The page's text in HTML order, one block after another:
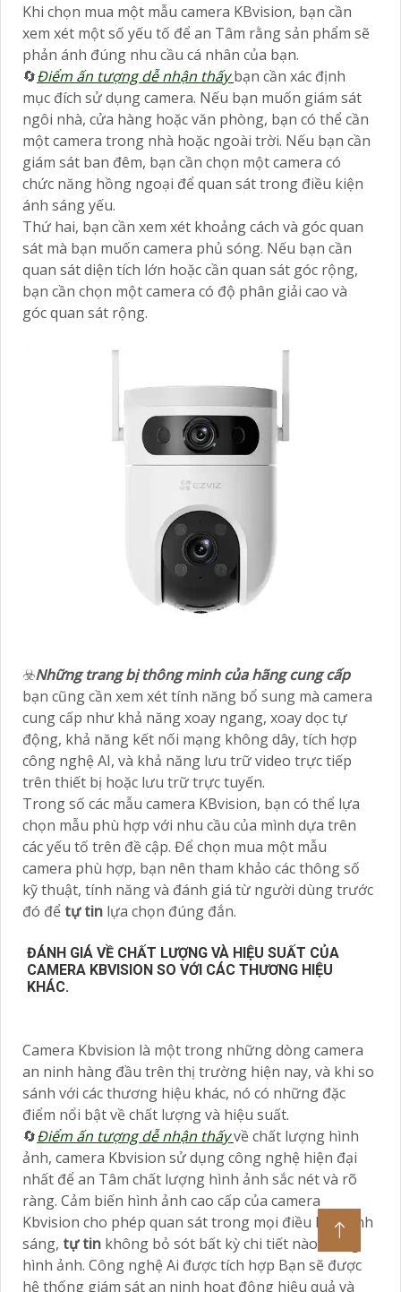
Khi chọn mua một mẫu camera KBvision, bạn cần
xem xét một số yếu tố để an Tâm rằng sản phẩm sẽ
phản ánh đúng nhu cầu cá nhân của bạn.
🔄Điểm ấn tượng dễ nhận thấybạn cần xác định
mục đích sử dụng camera. Nếu bạn muốn giám sát
ngôi nhà, cửa hàng hoặc văn phòng, bạn có thể cần
một camera trong nhà hoặc ngoài trời. Nếu bạn cần
giám sát ban đêm, bạn cần chọn một camera có
chức năng hồng ngoại để quan sát trong điều kiện
ánh sáng yếu.
Thứ hai, bạn cần xem xét khoảng cách và góc quan
sát mà bạn muốn camera phủ sóng. Nếu bạn cần
quan sát diện tích lớn hoặc cần quan sát góc rộng,
bạn cần chọn một camera có độ phân giải cao và
góc quan sát rộng.
☣️Những trang bị thông minh của hãng cung cấp
bạn cũng cần xem xét tính năng bổ sung mà camera
cung cấp như khả năng xoay ngang, xoay dọc tự
động, khả năng kết nối mạng không dây, tích hợp
công nghệ AI, và khả năng lưu trữ video trực tiếp
trên thiết bị hoặc lưu trữ trực tuyến.
Trong số các mẫu camera KBvision, bạn có thể lựa
chọn mẫu phù hợp với nhu cầu của mình dựa trên
các yếu tố trên đề cập. Để chọn mua một mẫu
camera phù hợp, bạn nên tham khảo các thông số
kỹ thuật, tính năng và đánh giá từ người dùng trước
đó để tự tin lựa chọn đúng đắn.
ĐÁNH GIÁ VỀ CHẤT LƯỢNG VÀ HIỆU SUẤT CỦA
CAMERA KBVISION SO VỚI CÁC THƯƠNG HIỆU
KHÁC.
Camera Kbvision là một trong những dòng camera
an ninh hàng đầu trên thị trường hiện nay, và khi so
sánh với các thương hiệu khác, nó có những đặc
điểm nổi bật về chất lượng và hiệu suất.
🔄Điểm ấn tượng dễ nhận thấyvề chất lượng hình
ảnh, camera Kbvision sử dụng công nghệ hiện đại
nhất để an Tâm chất lượng hình ảnh sắc nét và rõ
ràng. Cảm biến hình ảnh cao cấp của camera
Kbvision cho phép quan sát trong mọi điều kiện ánh
sáng, tự tin không bỏ sót bất kỳ chi tiết nào trong
hình ảnh. Công nghệ Ai được tích hợp Bạn sẽ được
hệ thống giám sát an ninh hoạt động hiệu quả và